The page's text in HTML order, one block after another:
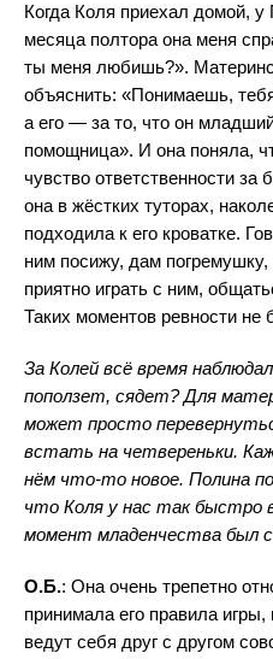
Когда Коля приехал домой,
месяца полтора она меня
ты меня любишь?».
объяснить: «Понимаешь,
а его — за то, что он
помощница». И она поняла,
чувство ответственности
она в жёстких туторах,
подходила к его кроватке.
ним посижу, дам
приятно играть с ним,
Таких моментов ревности
За Колей всё время
поползет, сядет? Для
может просто
встать на четвереньки.
нём что-то новое. Полина
что Коля у нас так
момент младенчества был
О.Б.: Она очень трепетно
принимала его правила
ведут себя друг с другом